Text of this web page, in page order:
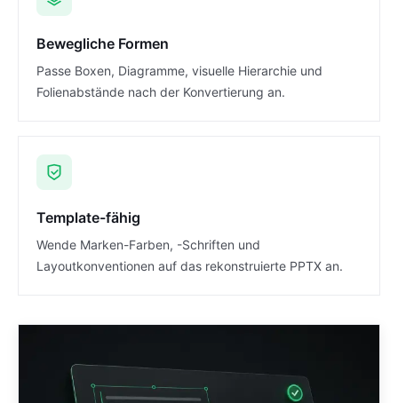
Bewegliche Formen
Passe Boxen, Diagramme, visuelle Hierarchie und
Folienabstände nach der Konvertierung an.
Template-fähig
Wende Marken-Farben, -Schriften und
Layoutkonventionen auf das rekonstruierte PPTX an.